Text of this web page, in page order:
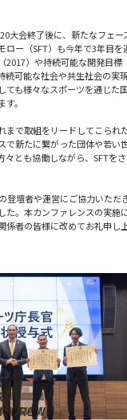
大会終了後に、新たなフェ
ー（SFT）も今年で3年目を
2017）や持続可能な開発目標
続可能な社会や共生社会の実
ても様々なスポーツを通じた
。
まで取組をリードしてこられ
で新たに繋がった団体や若い
々とも協働しながら、SFTを
登壇者や運営にご協力いただ
た。本カンファレンスの実施
者の皆様に改めてお礼申し上